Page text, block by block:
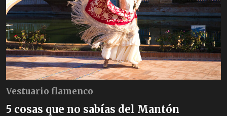
Vestuario flamenco
5 cosas que no sabías del Mantón